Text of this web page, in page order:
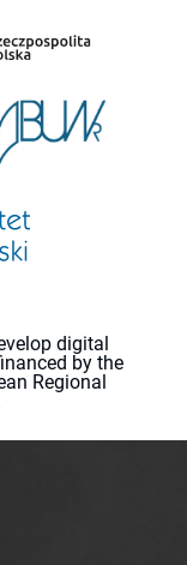
digital
by the
Regional